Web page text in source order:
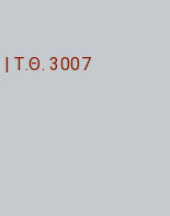
Τ.Θ. 3007